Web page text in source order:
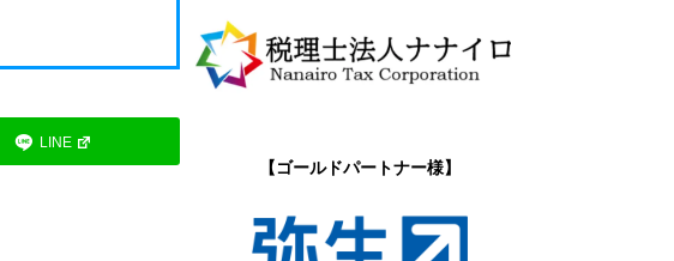
LINE
【ゴールドパートナー様】